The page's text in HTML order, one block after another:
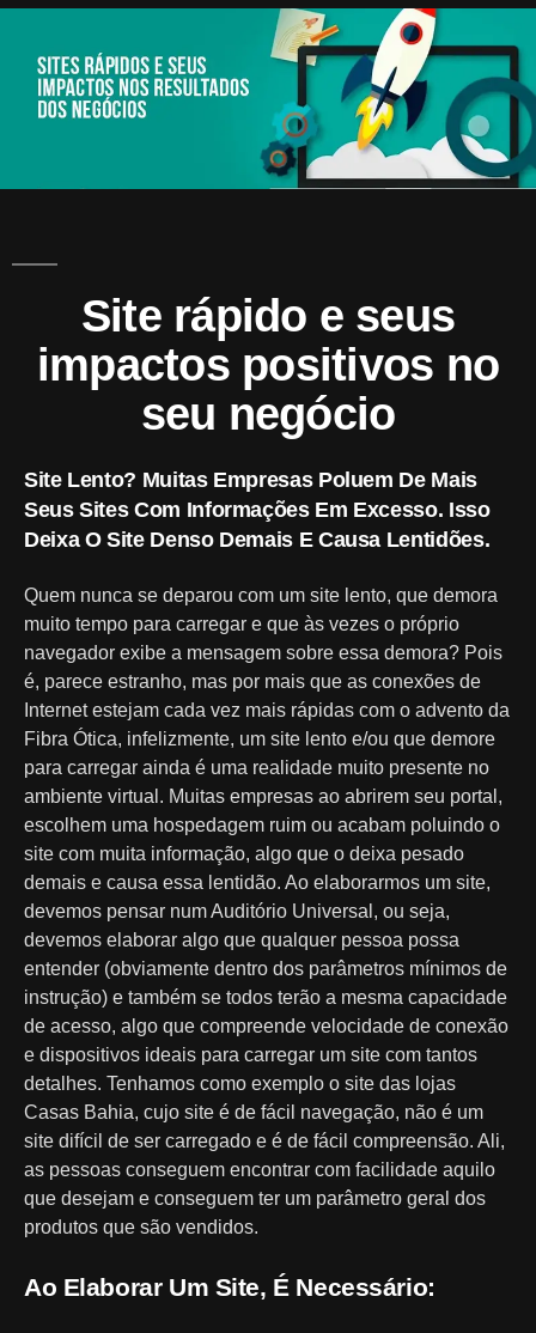
Site rápido e seus
impactos positivos no
seu negócio
Site Lento? Muitas Empresas Poluem De Mais
Seus Sites Com Informações Em Excesso. Isso
Deixa O Site Denso Demais E Causa Lentidões.
Quem nunca se deparou com um site lento, que demora
muito tempo para carregar e que às vezes o próprio
navegador exibe a mensagem sobre essa demora? Pois
é, parece estranho, mas por mais que as conexões de
Internet estejam cada vez mais rápidas com o advento da
Fibra Ótica, infelizmente, um site lento e/ou que demore
para carregar ainda é uma realidade muito presente no
ambiente virtual. Muitas empresas ao abrirem seu portal,
escolhem uma hospedagem ruim ou acabam poluindo o
site com muita informação, algo que o deixa pesado
demais e causa essa lentidão. Ao elaborarmos um site,
devemos pensar num Auditório Universal, ou seja,
devemos elaborar algo que qualquer pessoa possa
entender (obviamente dentro dos parâmetros mínimos de
instrução) e também se todos terão a mesma capacidade
de acesso, algo que compreende velocidade de conexão
e dispositivos ideais para carregar um site com tantos
detalhes. Tenhamos como exemplo o site das lojas
Casas Bahia, cujo site é de fácil navegação, não é um
site difícil de ser carregado e é de fácil compreensão. Ali,
as pessoas conseguem encontrar com facilidade aquilo
que desejam e conseguem ter um parâmetro geral dos
produtos que são vendidos.
Ao Elaborar Um Site, É Necessário: